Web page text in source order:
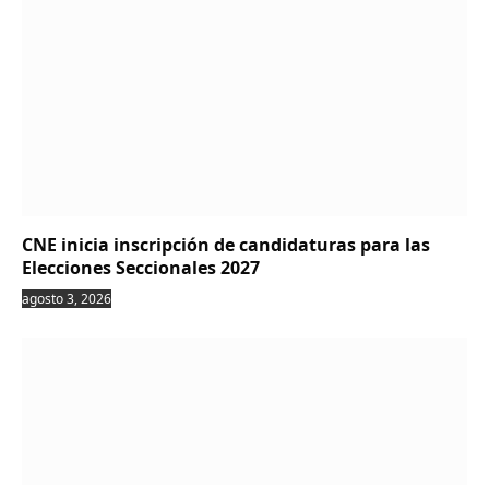
CNE inicia inscripción de candidaturas para las
Elecciones Seccionales 2027
agosto 3, 2026